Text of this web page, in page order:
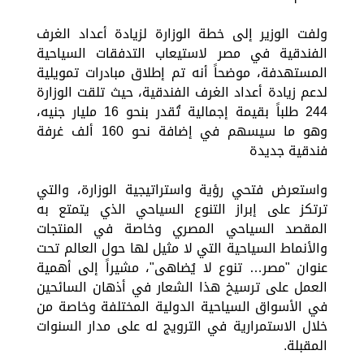
ولفت الوزير إلى خطة الوزارة لزيادة أعداد الغرف
الفندقية في مصر لاستيعاب التدفقات السياحية
المستهدفة، موضحاً أنه تم إطلاق مبادرات تمويلية
لدعم زيادة أعداد الغرف الفندقية، حيث تلقت الوزارة
244 طلباً بقيمة إجمالية تُقدر بنحو 16 مليار جنيه،
وهو ما سيسهم في إضافة نحو 160 ألف غرفة
فندقية جديدة
واستعرض فتحي رؤية واستراتيجية الوزارة، والتي
ترتكز على إبراز التنوع السياحي الذي يتمتع به
المقصد السياحي المصري وخاصة في المنتجات
والأنماط السياحية التي لا مثيل لها حول العالم تحت
عنوان "مصر… تنوع لا يُضاهى"، مشيراً إلى أهمية
العمل على ترسيخ هذا الشعار في أذهان السائحين
في الأسواق السياحية الدولية المختلفة وخاصة من
خلال الاستمرارية في الترويج له على مدار السنوات
المقبلة.